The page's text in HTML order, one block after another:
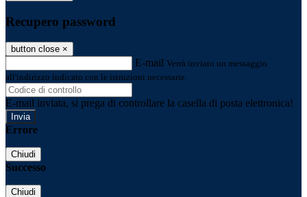
Recupero password
button close ×
E-mail Verrà inviato un messaggio
all'indirizzo indicato con le istruzioni necessarie.
E-mail inviata, si prega di controllare la casella di posta elettronica!
Errore
Chiudi
Successo
Chiudi